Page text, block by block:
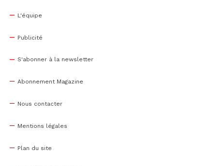
L'équipe
Publicité
S'abonner à la newsletter
Abonnement Magazine
Nous contacter
Mentions légales
Plan du site